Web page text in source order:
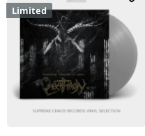
Limited